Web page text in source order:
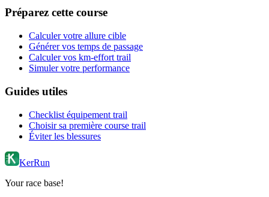
Préparez cette course
Calculer votre allure cible
Générer vos temps de passage
Calculer vos km-effort trail
Simuler votre performance
Guides utiles
Checklist équipement trail
Choisir sa première course trail
Éviter les blessures
KerRun
Your race base!